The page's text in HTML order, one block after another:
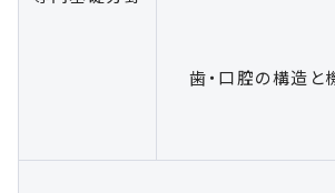
歯・口腔の構造と